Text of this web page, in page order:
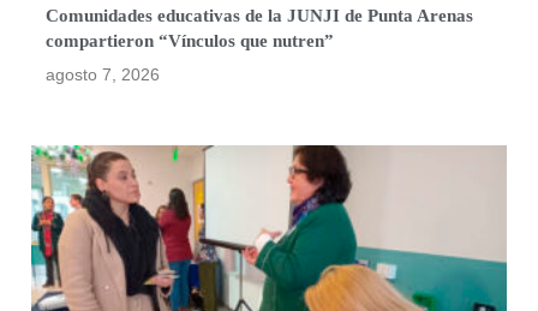
Comunidades educativas de la JUNJI de Punta Arenas
compartieron “Vínculos que nutren”
agosto 7, 2026